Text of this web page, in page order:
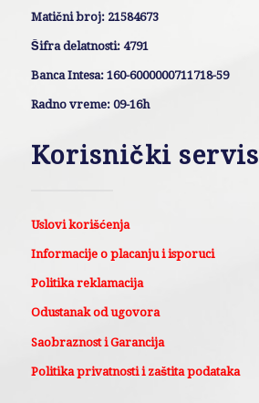
Matični broj: 21584673
Šifra delatnosti: 4791
Banca Intesa: 160-6000000711718-59
Radno vreme: 09-16h
Korisnički servis
Uslovi korišćenja
Informacije o placanju i isporuci
Politika reklamacija
Odustanak od ugovora
Saobraznost i Garancija
Politika privatnosti i zaštita podataka